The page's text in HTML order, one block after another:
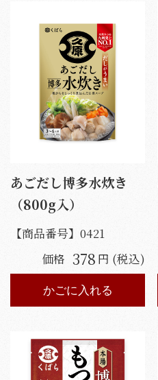
あごだし博多水炊き
（800g入）
【商品番号】 0421
価格 378 円 (税込)
かごに入れる